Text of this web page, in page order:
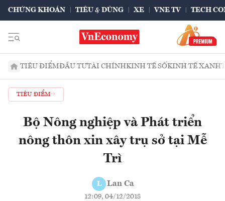
CHỨNG KHOÁN TIÊU & DÙNG XE VNE TV TECH
TIÊU ĐIỂMĐẦU TƯTÀI CHÍNHKINH TẾ SỐKINH TẾ XANH
TIÊU ĐIỂM
Bộ Nông nghiệp và Phát triển
nông thôn xin xây trụ sở tại Mễ
Trì
L Lan Ca
12:09, 04/12/2018